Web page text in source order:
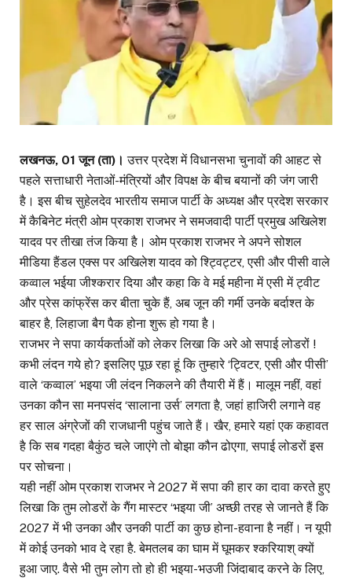
लखनऊ, 01 जून (ता)।उत्तर प्रदेश में विधानसभा चुनावों की आहट से
पहले सत्ताधारी नेताओं-मंत्रियों और विपक्ष के बीच बयानों की जंग जारी
है। इस बीच सुहेलदेव भारतीय समाज पार्टी के अध्यक्ष और प्रदेश सरकार
में कैबिनेट मंत्री ओम प्रकाश राजभर ने समजवादी पार्टी प्रमुख अखिलेश
यादव पर तीखा तंज किया है। ओम प्रकाश राजभर ने अपने सोशल
मीडिया हैंडल एक्स पर अखिलेश यादव को श्ट्विट्टर, एसी और पीसी वाले
कव्वाल भईया जीश्करार दिया और कहा कि वे मई महीना में एसी में ट्वीट
और प्रेस कांफ्रेंस कर बीता चुके हैं, अब जून की गर्मी उनके बर्दाश्त के
बाहर है, लिहाजा बैग पैक होना शुरू हो गया है।
राजभर ने सपा कार्यकर्ताओं को लेकर लिखा कि अरे ओ सपाई लोडरों !
कभी लंदन गये हो? इसलिए पूछ रहा हूं कि तुम्हारे ‘ट्विटर, एसी और पीसी’
वाले ‘कव्वाल’ भइया जी लंदन निकलने की तैयारी में हैं। मालूम नहीं, वहां
उनका कौन सा मनपसंद ‘सालाना उर्स’ लगता है, जहां हाजिरी लगाने वह
हर साल अंग्रेजों की राजधानी पहुंच जाते हैं। खैर, हमारे यहां एक कहावत
है कि सब गदहा बैकुंठ चले जाएंगे तो बोझा कौन ढोएगा, सपाई लोडरों इस
पर सोचना।
यही नहीं ओम प्रकाश राजभर ने 2027 में सपा की हार का दावा करते हुए
लिखा कि तुम लोडरों के गैंग मास्टर ‘भइया जी’ अच्छी तरह से जानते हैं कि
2027 में भी उनका और उनकी पार्टी का कुछ होना-हवाना है नहीं। न यूपी
में कोई उनको भाव दे रहा है. बेमतलब का घाम में घूमकर श्करियाश् क्यों
हुआ जाए. वैसे भी तुम लोग तो हो ही भइया-भउजी जिंदाबाद करने के लिए,